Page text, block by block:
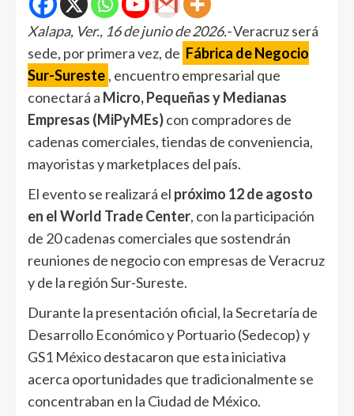
Xalapa, Ver., 16 de junio de 2026.-Veracruz será
sede, por primera vez, de Fábrica de Negocio
Sur-Sureste , encuentro empresarial que
conectará a Micro, Pequeñas y Medianas
Empresas (MiPyMEs)con compradores de
cadenas comerciales, tiendas de conveniencia,
mayoristas y marketplaces del país.
El evento se realizará el próximo 12 de agosto
en el World Trade Center, con la participación
de 20 cadenas comerciales que sostendrán
reuniones de negocio con empresas de Veracruz
y de la región Sur-Sureste.
Durante la presentación oficial, la Secretaría de
Desarrollo Económico y Portuario (Sedecop) y
GS1 México destacaron que esta iniciativa
acerca oportunidades que tradicionalmente se
concentraban en la Ciudad de México.